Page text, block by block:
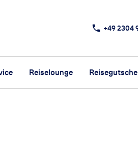
+49 2304
Reiselounge